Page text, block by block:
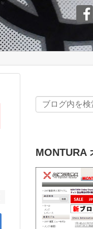
MONTURA